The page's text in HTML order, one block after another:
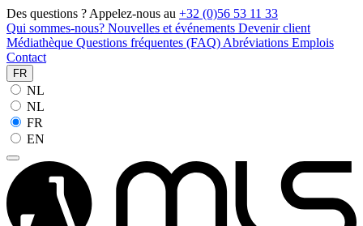
Des questions ? Appelez-nous au +32 (0)56 53 11 33
Qui sommes-nous? Nouvelles et événements Devenir client
Médiathèque Questions fréquentes (FAQ) Abréviations Emplois
Contact
FR
NL
NL
FR
EN